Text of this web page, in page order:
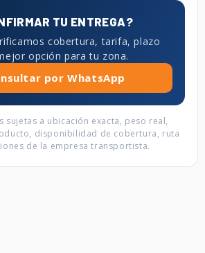
TU ENTREGA?
cobertura, tarifa, plazo
opción para tu zona.
por WhatsApp
sujetas a ubicación exacta, peso real,
disponibilidad de cobertura, ruta
de la empresa transportista.